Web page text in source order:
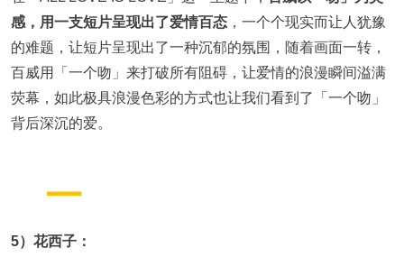
感，用一支短片呈现出了爱情百态 ，一个个现实而让人犹豫
的难题，让短片呈现出了一种沉郁的氛围，随着画面一转，
百威用「一个吻」来打破所有阻碍，让爱情的浪漫瞬间溢满
荧幕，如此极具浪漫色彩的方式也让我们看到了「一个吻」
背后深沉的爱。
5）花西子：